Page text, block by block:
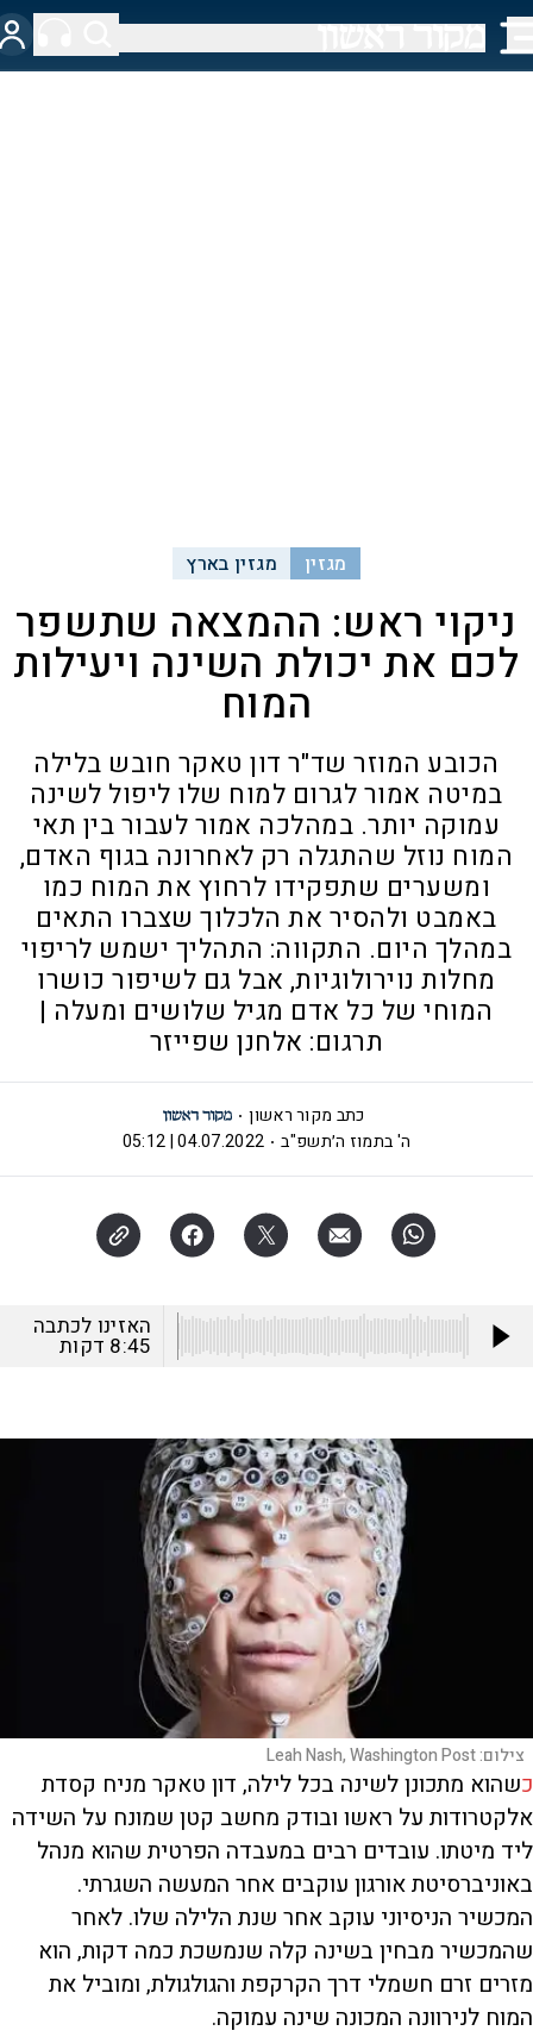
מגזין מגזין בארץ
ניקוי ראש: ההמצאה שתשפר
לכם את יכולת השינה ויעילות
המוח
הכובע המוזר שד"ר דון טאקר חובש בלילה
במיטה אמור לגרום למוח שלו ליפול לשינה
עמוקה יותר. במהלכה אמור לעבור בין תאי
המוח נוזל שהתגלה רק לאחרונה בגוף האדם,
ומשערים שתפקידו לרחוץ את המוח כמו
באמבט ולהסיר את הלכלוך שצברו התאים
במהלך היום. התקווה: התהליך ישמש לריפוי
מחלות נוירולוגיות, אבל גם לשיפור כושרו
המוחי של כל אדם מגיל שלושים ומעלה |
תרגום: אלחנן שפייזר
כתב מקור ראשון
ה' בתמוז ה׳תשפ"ב
04.07.2022 | 05:12
האזינו לכתבה
8:45 דקות
צילום:Leah Nash, Washington Post
כשהוא מתכונן לשינה בכל לילה, דון טאקר מניח קסדת
אלקטרודות על ראשו ובודק מחשב קטן שמונח על השידה
ליד מיטתו. עובדים רבים במעבדה הפרטית שהוא מנהל
באוניברסיטת אורגון עוקבים אחר המעשה השגרתי.
המכשיר הניסיוני עוקב אחר שנת הלילה שלו. לאחר
שהמכשיר מבחין בשינה קלה שנמשכת כמה דקות, הוא
מזרים זרם חשמלי דרך הקרקפת והגולגולת, ומוביל את
המוח לנירוונה המכונה שינה עמוקה.